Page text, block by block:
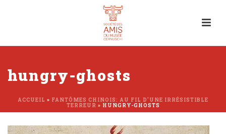
hungry-ghosts
ACCUEIL » FANTÔMES CHINOIS: AU FIL D’UNE IRRÉSISTIBLE
TERREUR » HUNGRY-GHOSTS